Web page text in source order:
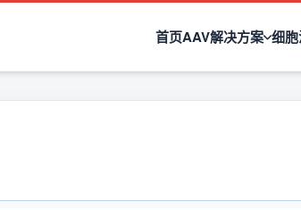
首页AAV解决方案 细